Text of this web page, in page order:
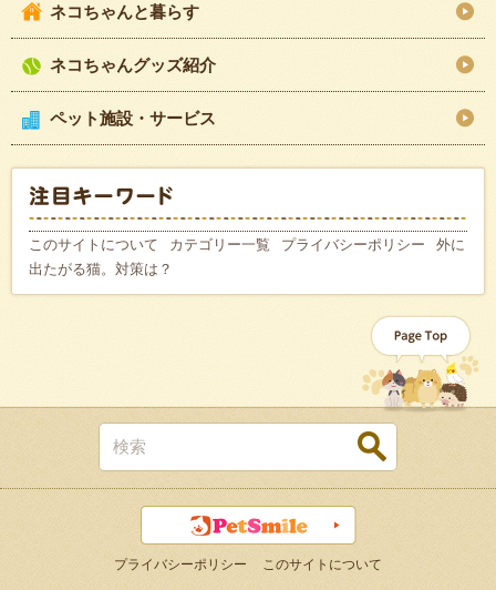
ネコちゃんと暮らす
ネコちゃんグッズ紹介
ペット施設・サービス
このサイトについて カテゴリー一覧 プライバシーポリシー
外に
出たがる猫。対策は？
プライバシーポリシー このサイトについて